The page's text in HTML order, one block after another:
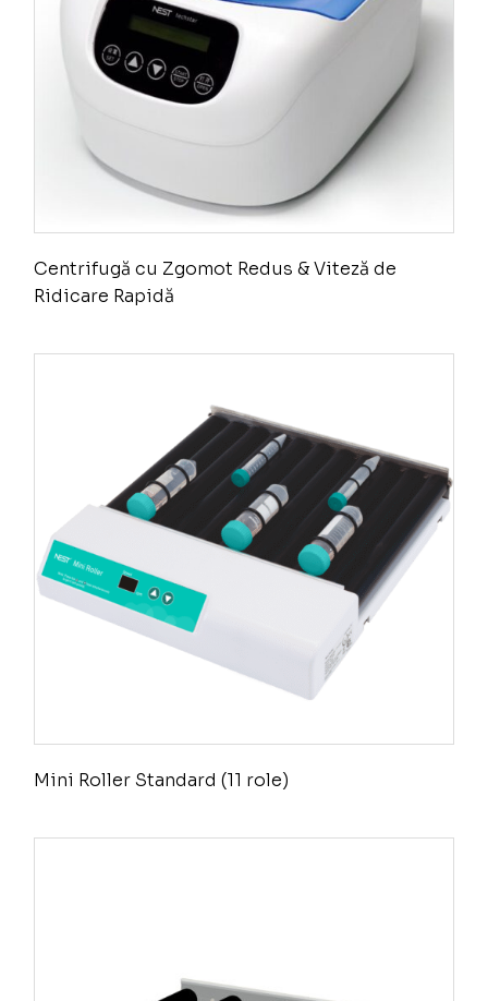
Centrifugă cu Zgomot Redus & Viteză de
Ridicare Rapidă
Mini Roller Standard (11 role)